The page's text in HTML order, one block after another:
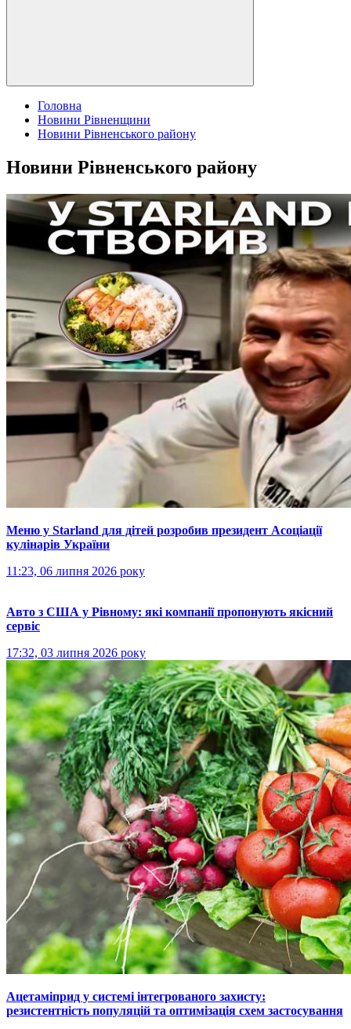
Головна
Новини Рівненщини
Новини Рівненського району
Новини Рівненського району
Меню у Starland для дітей розробив президент Асоціації
кулінарів України
11:23, 06 липня 2026 року
Авто з США у Рівному: які компанії пропонують якісний
сервіс
17:32, 03 липня 2026 року
Ацетаміприд у системі інтегрованого захисту:
резистентність популяцій та оптимізація схем застосування